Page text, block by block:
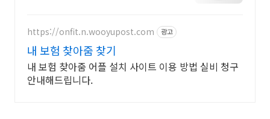
https://onfit.n.wooyupost.com 광고
내 보험 찾아줌 찾기
내 보험 찾아줌 어플 설치 사이트 이용 방법 실비 청구
안내해드립니다.